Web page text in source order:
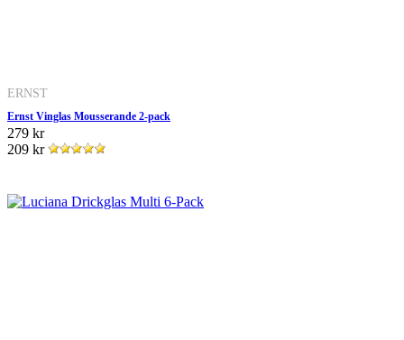
ERNST
Ernst Vinglas Mousserande 2-pack
279 kr
209 kr